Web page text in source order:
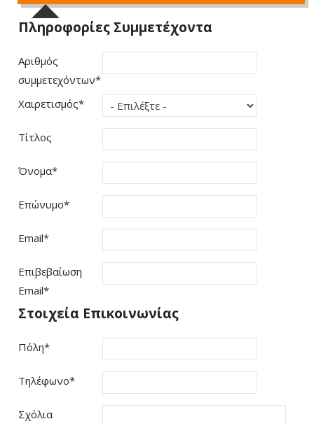
Πληροφορίες Συμμετέχοντα
Αριθμός
συμμετεχόντων*
Χαιρετισμός*
Τίτλος
Όνομα*
Επώνυμο*
Email*
Επιβεβαίωση
Email*
Στοιχεία Επικοινωνίας
Πόλη*
Τηλέφωνο*
Σχόλια